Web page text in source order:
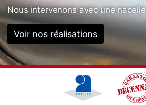
Nous intervenons avec une nacelle
Voir nos réalisations